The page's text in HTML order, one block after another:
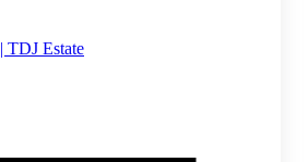
TDJ Estate